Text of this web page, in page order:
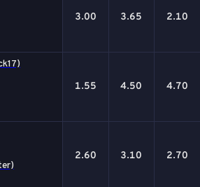
3.00 3.65 2.10
1.55 4.50 4.70
2.60 3.10 2.70